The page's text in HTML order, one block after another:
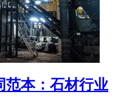
范本：石材行业